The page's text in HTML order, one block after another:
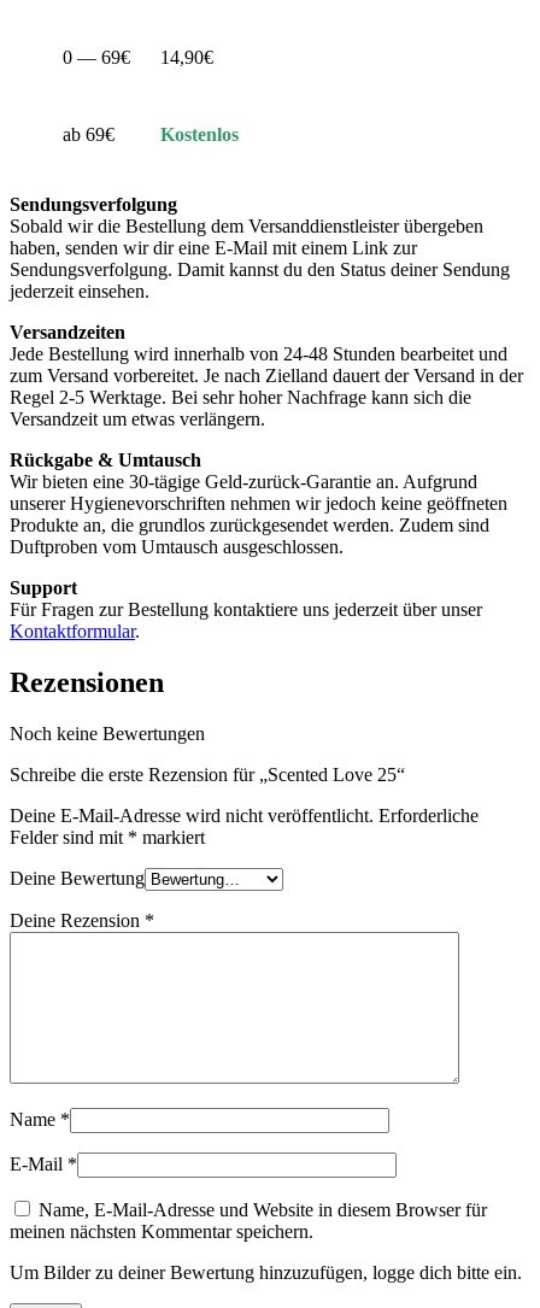
0 — 69€ 14,90€
ab 69€ Kostenlos
Sendungsverfolgung
Sobald wir die Bestellung dem Versanddienstleister übergeben
haben, senden wir dir eine E-Mail mit einem Link zur
Sendungsverfolgung. Damit kannst du den Status deiner Sendung
jederzeit einsehen.
Versandzeiten
Jede Bestellung wird innerhalb von 24-48 Stunden bearbeitet und
zum Versand vorbereitet. Je nach Zielland dauert der Versand in der
Regel 2-5 Werktage. Bei sehr hoher Nachfrage kann sich die
Versandzeit um etwas verlängern.
Rückgabe & Umtausch
Wir bieten eine 30-tägige Geld-zurück-Garantie an. Aufgrund
unserer Hygienevorschriften nehmen wir jedoch keine geöffneten
Produkte an, die grundlos zurückgesendet werden. Zudem sind
Duftproben vom Umtausch ausgeschlossen.
Support
Für Fragen zur Bestellung kontaktiere uns jederzeit über unser
Kontaktformular.
Rezensionen
Noch keine Bewertungen
Schreibe die erste Rezension für „Scented Love 25“
Deine E-Mail-Adresse wird nicht veröffentlicht. Erforderliche
Felder sind mit * markiert
Deine Bewertung
Deine Rezension *
Name *
E-Mail *
Name, E-Mail-Adresse und Website in diesem Browser für
meinen nächsten Kommentar speichern.
Um Bilder zu deiner Bewertung hinzuzufügen, logge dich bitte ein.